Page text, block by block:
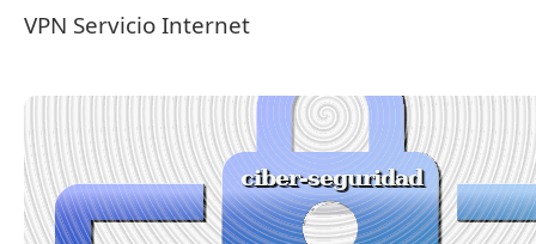
VPN Servicio Internet